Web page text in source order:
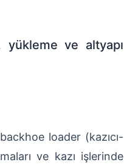
yükleme ve altyapı
loader (kazıcı-
ve kazı işlerinde